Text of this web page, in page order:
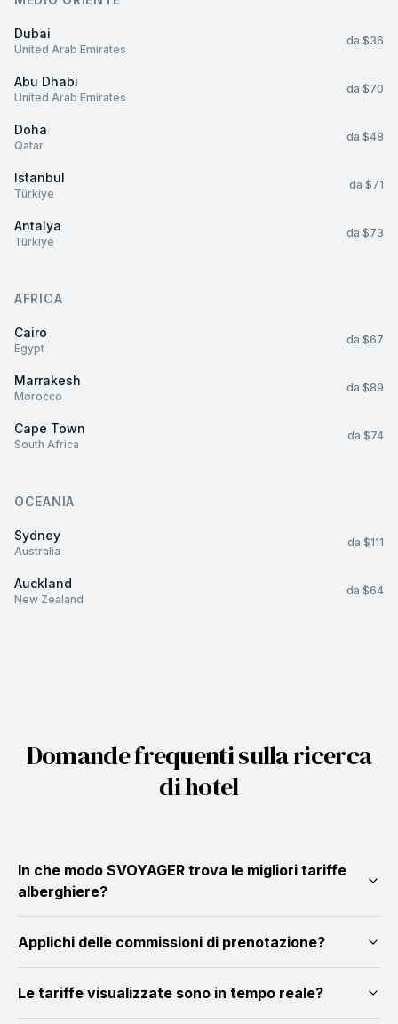
Dubai
United Arab Emirates
da $36
Abu Dhabi
United Arab Emirates
da $70
Doha
Qatar
da $48
Istanbul
Türkiye
da $71
Antalya
Türkiye
da $73
AFRICA
Cairo
Egypt
da $67
Marrakesh
Morocco
da $89
Cape Town
South Africa
da $74
OCEANIA
Sydney
Australia
da $111
Auckland
New Zealand
da $64
Domande frequenti sulla ricerca
di hotel
In che modo SVOYAGER trova le migliori tariffe
alberghiere?
Applichi delle commissioni di prenotazione?
Le tariffe visualizzate sono in tempo reale?